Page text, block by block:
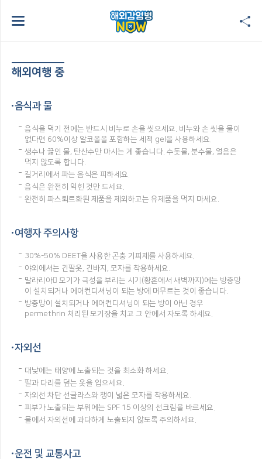
해외여행 중
음식과 물
음식을 먹기 전에는 반드시 비누로 손을 씻으세요. 비누와 손 씻을 물이
없다면 60%이상 알코올을 포함하는 세척 gel을 사용하세요.
생수나 끓인 물, 탄산수만 마시는 게 좋습니다. 수돗물, 분수물, 얼음은
먹지 않도록 합니다.
길거리에서 파는 음식은 피하세요.
음식은 완전히 익힌 것만 드세요.
완전히 파스퇴르화된 제품을 제외하고는 유제품을 먹지 마세요.
여행자 주의사항
30%-50% DEET을 사용한 곤충 기피제를 사용하세요.
야외에서는 긴팔옷, 긴바지, 모자를 착용하세요.
말라리아 모기가 극성을 부리는 시기(황혼에서 새벽까지)에는 방충망
이 설치되거나 에어컨디셔닝이 되는 방에 머무르는 것이 좋습니다.
방충망이 설치되거나 에어컨디셔닝이 되는 방이 아닌 경우
permethrin 처리된 모기장을 치고 그 안에서 자도록 하세요.
자외선
대낮에는 태양에 노출되는 것을 최소화 하세요.
팔과 다리를 덮는 옷을 입으세요.
자외선 차단 선글라스와 챙이 넓은 모자를 착용하세요.
피부가 노출되는 부위에는 SPF 15 이상의 선크림을 바르세요.
물에서 자외선에 과다하게 노출되지 않도록 주의하세요.
운전 및 교통사고